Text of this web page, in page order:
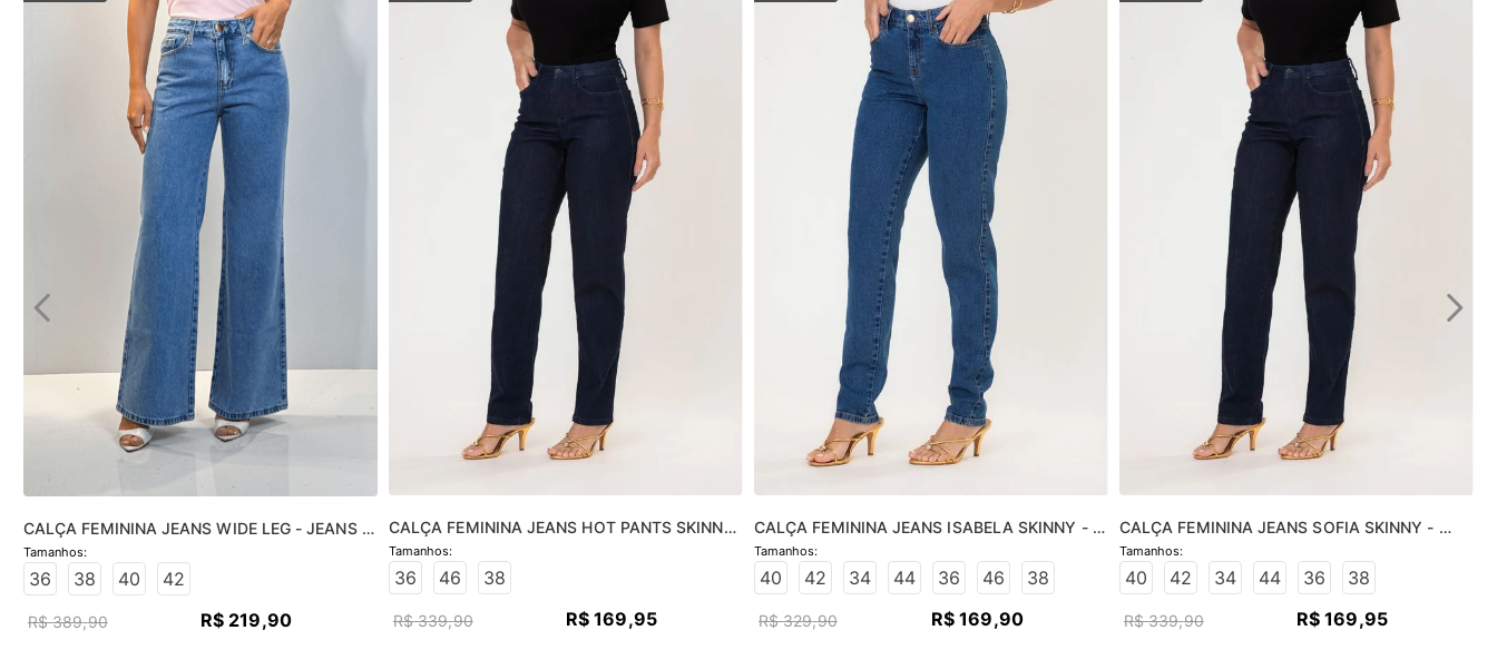
CALÇA FEMININA JEANS WIDE LEG - JEANS
CLARO
36 38 40 42
R$ 389,90 R$ 219,90
CALÇA FEMININA JEANS HOT PANTS SKINNY
- JEANS ESCURO
36 46 38
R$ 339,90 R$ 169,95
CALÇA FEMININA JEANS ISABELA SKINNY -
JEANS MÉDIO
40 42 34 44 36 46 38
R$ 329,90 R$ 169,90
CALÇA FEMININA JEANS SOFIA SKINNY -
JEANS ESCURO
40 42 34 44 36 38
R$ 339,90 R$ 169,95